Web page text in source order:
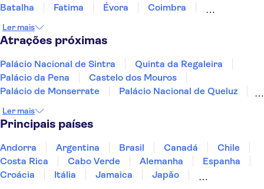
Batalha
Fatima Évora
Coimbra
Ler mais
Atrações próximas
Palácio Nacional de Sintra
Quinta da Regaleira
Palácio da Pena
Castelo dos Mouros
Palácio de Monserrate
Palácio Nacional de Queluz
Telecabine Lisboa
Estádio do Sport Lisboa e Benfica (Estádio da Luz)
Praça do Comércio
Arco do Triunfo da Rua Augusta
Ponte 25 de Abril
Parque Nacional da Peneda-Gerês
Gruta de Benagil
Ler mais
Principais países
Andorra Argentina Brasil Canadá
Chile
Costa Rica
Cabo Verde Alemanha
Espanha
Croácia
Itália Jamaica
Japão